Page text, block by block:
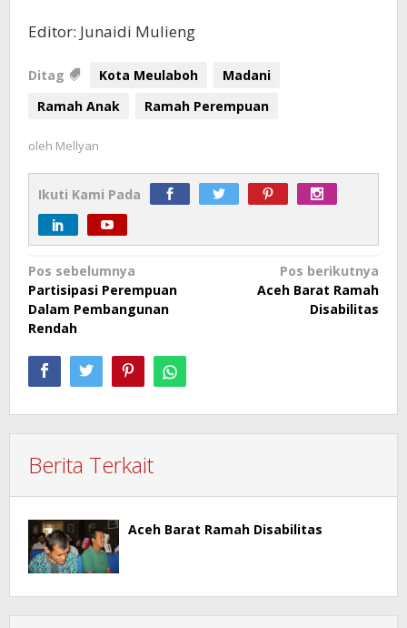
Editor: Junaidi Mulieng
Ditag Kota Meulaboh
Madani
Ramah Anak
Ramah Perempuan
oleh Mellyan
Ikuti Kami Pada
Navigasi
pos
Pos sebelumnya
Partisipasi Perempuan
Dalam Pembangunan
Rendah
Pos berikutnya
Aceh Barat Ramah
Disabilitas
Berita Terkait
Aceh Barat Ramah Disabilitas